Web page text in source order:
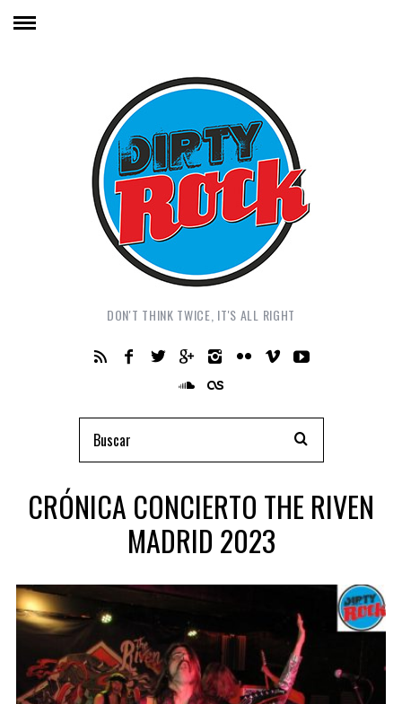
DON'T THINK TWICE, IT'S ALL RIGHT
CRÓNICA CONCIERTO THE RIVEN
MADRID 2023